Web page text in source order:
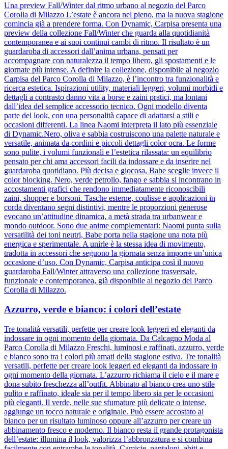
Una preview Fall/Winter dal ritmo urbano al negozio del Parco
Corolla di Milazzo L’estate è ancora nel pieno, ma la nuova stagione
comincia già a prendere forma. Con Dynamic, Carpisa presenta una
preview della collezione Fall/Winter che guarda alla quotidianità
contemporanea e ai suoi continui cambi di ritmo. Il risultato è un
guardaroba di accessori dall’anima urbana, pensati per
accompagnare con naturalezza il tempo libero, gli spostamenti e le
giornate più intense. A definire la collezione, disponibile al negozio
Carpisa del Parco Corolla di Milazzo, è l’incontro tra funzionalità e
ricerca estetica. Ispirazioni utility, materiali leggeri, volumi morbidi e
dettagli a contrasto danno vita a borse e zaini pratici, ma lontani
dall’idea del semplice accessorio tecnico. Ogni modello diventa
parte del look, con una personalità capace di adattarsi a stili e
occasioni differenti. La linea Naomi interpreta il lato più essenziale
di Dynamic.Nero, oliva e sabbia costruiscono una palette naturale e
versatile, animata da cordini e piccoli dettagli color ocra. Le forme
sono pulite, i volumi funzionali e l’estetica rilassata: un equilibrio
pensato per chi ama accessori facili da indossare e da inserire nel
guardaroba quotidiano. Più decisa e giocosa, Babe sceglie invece il
color blocking. Nero, verde petrolio, fango e sabbia si incontrano in
accostamenti grafici che rendono immediatamente riconoscibili
zaini, shopper e borsoni. Tasche esterne, coulisse e applicazioni in
corda diventano segni distintivi, mentre le proporzioni generose
evocano un’attitudine dinamica, a metà strada tra urbanwear e
mondo outdoor. Sono due anime complementari: Naomi punta sulla
versatilità dei toni neutri, Babe porta nella stagione una nota più
energica e sperimentale. A unirle è la stessa idea di movimento,
tradotta in accessori che seguono la giornata senza imporre un’unica
occasione d’uso. Con Dynamic, Carpisa anticipa così il nuovo
guardaroba Fall/Winter attraverso una collezione trasversale,
funzionale e contemporanea, già disponibile al negozio del Parco
Corolla di Milazzo.
Azzurro, verde e bianco: i colori dell’estate
Tre tonalità versatili, perfette per creare look leggeri ed eleganti da
indossare in ogni momento della giornata. Da Calcagno Moda al
Parco Corolla di Milazzo Freschi, luminosi e raffinati, azzurro, verde
e bianco sono tra i colori più amati della stagione estiva. Tre tonalità
versatili, perfette per creare look leggeri ed eleganti da indossare in
ogni momento della giornata. L’azzurro richiama il cielo e il mare e
dona subito freschezza all’outfit. Abbinato al bianco crea uno stile
pulito e raffinato, ideale sia per il tempo libero sia per le occasioni
più eleganti. Il verde, nelle sue sfumature più delicate o intense,
aggiunge un tocco naturale e originale. Può essere accostato al
bianco per un risultato luminoso oppure all’azzurro per creare un
abbinamento fresco e moderno. Il bianco resta il grande protagonista
dell’estate: illumina il look, valorizza l’abbronzatura e si combina